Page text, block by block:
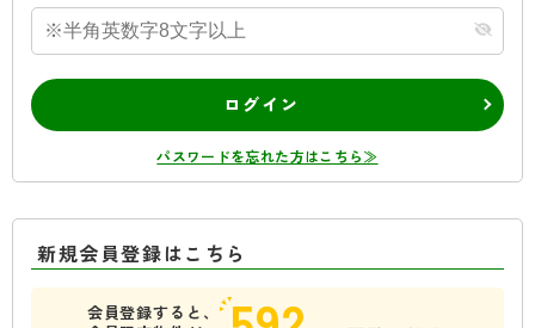
ログイン
パスワードを忘れた方はこちら≫
新規会員登録はこちら
会員登録すると、